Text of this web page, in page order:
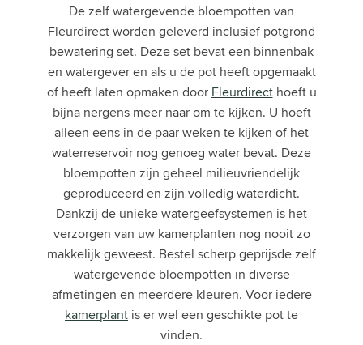
De zelf watergevende bloempotten van
Fleurdirect worden geleverd inclusief potgrond
bewatering set. Deze set bevat een binnenbak
en watergever en als u de pot heeft opgemaakt
of heeft laten opmaken door Fleurdirecthoeft u
bijna nergens meer naar om te kijken. U hoeft
alleen eens in de paar weken te kijken of het
waterreservoir nog genoeg water bevat. Deze
bloempotten zijn geheel milieuvriendelijk
geproduceerd en zijn volledig waterdicht.
Dankzij de unieke watergeefsystemen is het
verzorgen van uw kamerplanten nog nooit zo
makkelijk geweest. Bestel scherp geprijsde zelf
watergevende bloempotten in diverse
afmetingen en meerdere kleuren. Voor iedere
kamerplant is er wel een geschikte pot te
vinden.